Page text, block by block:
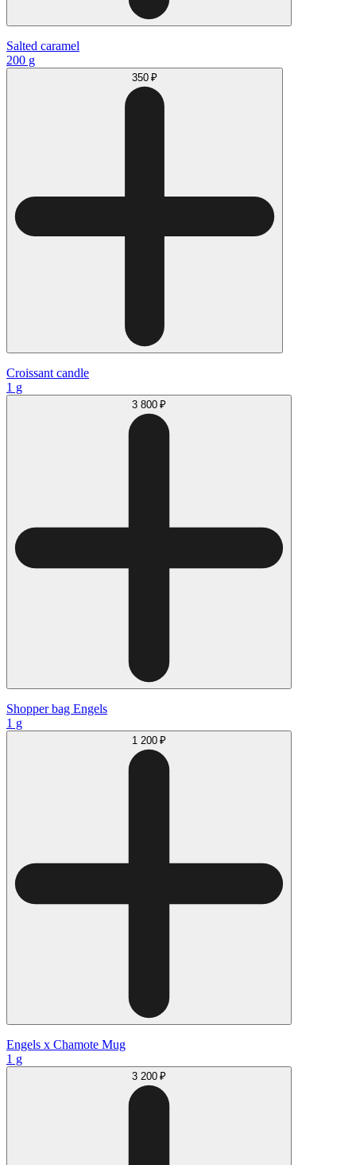
Salted caramel
200 g
350 ₽
Croissant candle
1 g
3 800 ₽
Shopper bag Engels
1 g
1 200 ₽
Engels x Chamote Mug
1 g
3 200 ₽